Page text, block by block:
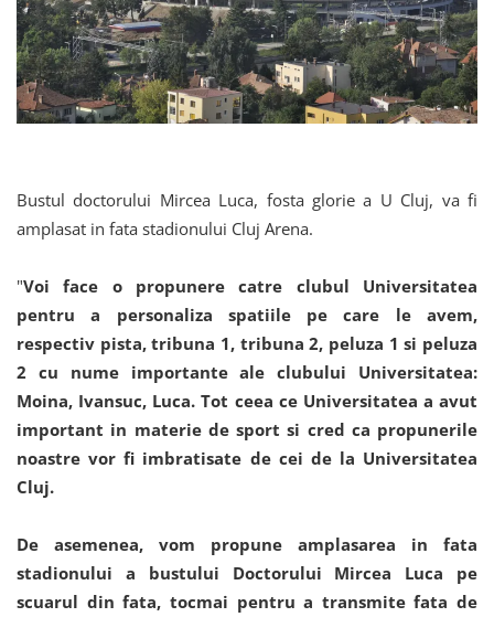
Bustul doctorului Mircea Luca, fosta glorie a U Cluj, va fi
amplasat in fata stadionului Cluj Arena.
"Voi face o propunere catre clubul Universitatea
pentru a personaliza spatiile pe care le avem,
respectiv pista, tribuna 1, tribuna 2, peluza 1 si peluza
2 cu nume importante ale clubului Universitatea:
Moina, Ivansuc, Luca. Tot ceea ce Universitatea a avut
important in materie de sport si cred ca propunerile
noastre vor fi imbratisate de cei de la Universitatea
Cluj.
De asemenea, vom propune amplasarea in fata
stadionului a bustului Doctorului Mircea Luca pe
scuarul din fata, tocmai pentru a transmite fata de